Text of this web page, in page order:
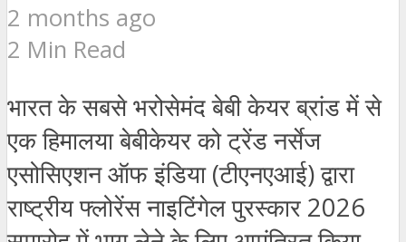
2 months ago
2 Min Read
भारत के सबसे भरोसेमंद बेबी केयर ब्रांड में से
एक हिमालया बेबीकेयर को ट्रेंड नर्सेज
एसोसिएशन ऑफ इंडिया (टीएनएआई) द्वारा
राष्ट्रीय फ्लोरेंस नाइटिंगेल पुरस्कार 2026